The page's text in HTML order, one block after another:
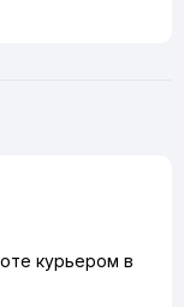
курьером в